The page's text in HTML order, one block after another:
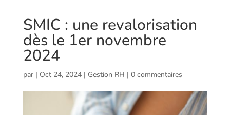
SMIC : une revalorisation
dès le 1er novembre
2024
par | Oct 24, 2024| Gestion RH | 0 commentaires